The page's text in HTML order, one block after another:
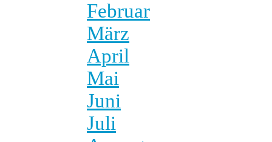
Februar
März
April
Mai
Juni
Juli